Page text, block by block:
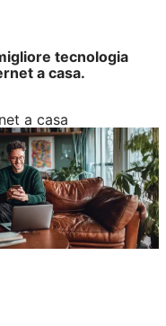
tecnologia
a casa.
a casa